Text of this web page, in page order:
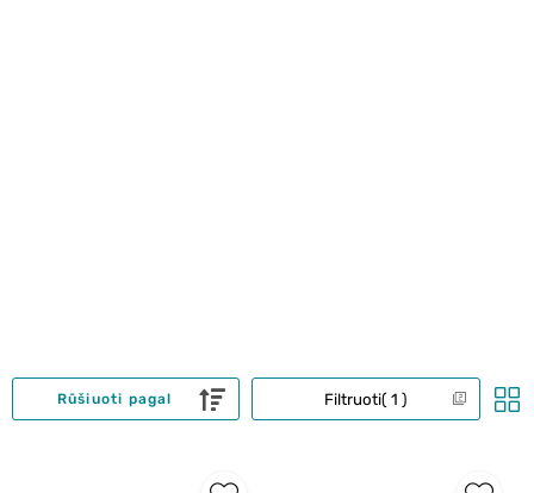
Filtruoti 1
Rūšiuoti pagal